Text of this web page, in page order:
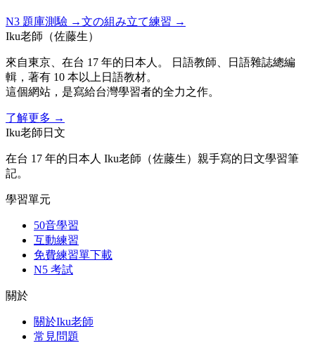
N3 題庫測驗 →文の組み立て練習 →
Iku老師（佐藤生）
來自東京、在台 17 年的日本人。 日語教師、日語雜誌總編
輯，著有 10 本以上日語教材。
這個網站，是寫給台灣學習者的全力之作。
了解更多 →
Iku老師日文
在台 17 年的日本人 Iku老師（佐藤生）親手寫的日文學習筆
記。
學習單元
50音學習
互動練習
免費練習單下載
N5 考試
關於
關於Iku老師
常見問題